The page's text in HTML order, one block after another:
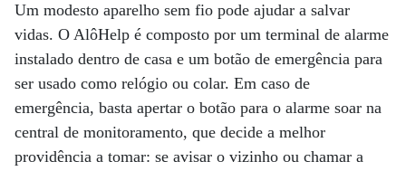
Um modesto aparelho sem fio pode ajudar a salvar
vidas. O AlôHelp é composto por um terminal de alarme
instalado dentro de casa e um botão de emergência para
ser usado como relógio ou colar. Em caso de
emergência, basta apertar o botão para o alarme soar na
central de monitoramento, que decide a melhor
providência a tomar: se avisar o vizinho ou chamar a